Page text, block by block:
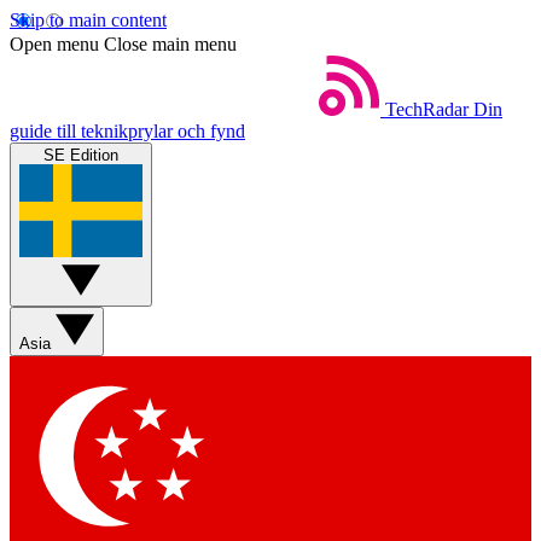
Skip to main content
Open menu Close main menu
TechRadar Din
guide till teknikprylar och fynd
SE Edition
Asia